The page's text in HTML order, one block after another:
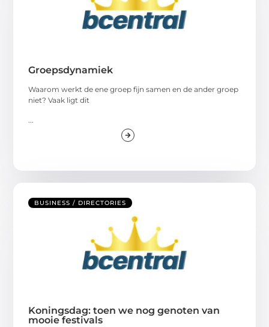
Groepsdynamiek
Waarom werkt de ene groep fijn samen en de ander groep
niet? Vaak ligt dit
BUSINESS / DIRECTORIES
Koningsdag: toen we nog genoten van
mooie festivals